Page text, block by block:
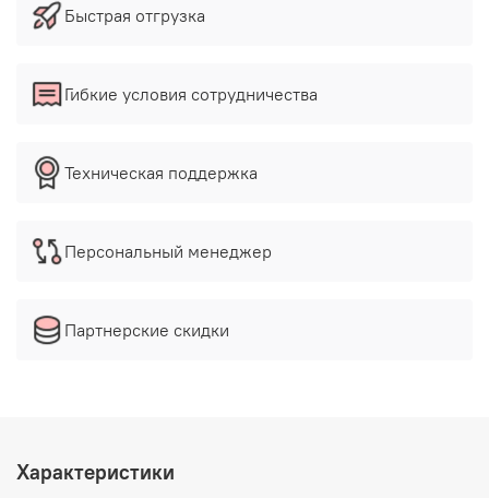
Быстрая отгрузка
Гибкие условия сотрудничества
Техническая поддержка
Персональный менеджер
Партнерские скидки
Характеристики